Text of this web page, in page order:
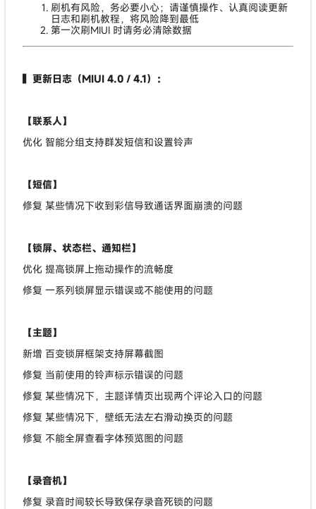
刷机有风险，务必要小心；请谨慎操作、认真阅读更新
日志和刷机教程，将风险降到最低
第一次刷MIUI 时请务必清除数据
▍更新日志（MIUI 4.0 / 4.1）：
【联系人】
优化 智能分组支持群发短信和设置铃声
【短信】
修复 某些情况下收到彩信导致通话界面崩溃的问题
【锁屏、状态栏、通知栏】
优化 提高锁屏上拖动操作的流畅度
修复 一系列锁屏显示错误或不能使用的问题
【主题】
新增 百变锁屏框架支持屏幕截图
修复 当前使用的铃声标示错误的问题
修复 某些情况下，主题详情页出现两个评论入口的问题
修复 某些情况下，壁纸无法左右滑动换页的问题
修复 不能全屏查看字体预览图的问题
【录音机】
修复 录音时间较长导致保存录音死锁的问题